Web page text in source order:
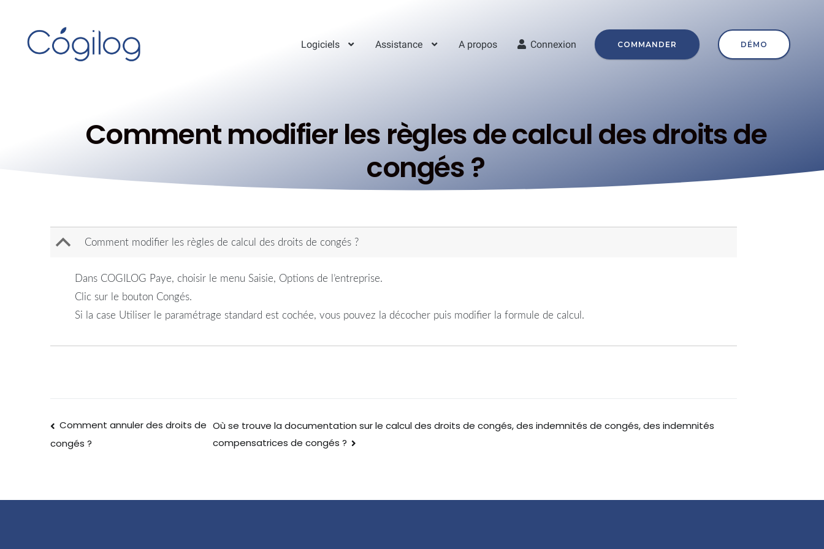
Logiciels Assistance A propos Connexion COMMANDER DÉMO
Comment modifier les règles de calcul des droits de
congés ?
B Comment modifier les règles de calcul des droits de congés ?
Dans COGILOG Paye, choisir le menu Saisie, Options de l’entreprise.
Clic sur le bouton Congés.
Si la case Utiliser le paramétrage standard est cochée, vous pouvez la décocher puis modifier la formule de calcul.
Comment annuler des droits de
congés ?
Où se trouve la documentation sur le calcul des droits de congés, des indemnités de congés, des indemnités
compensatrices de congés ?